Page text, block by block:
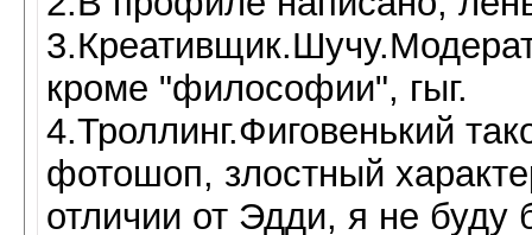
кроме "философии", гыг.
4.Троллинг.Фиговенький
фотошоп, злостный
отличии от Эдди, я не буду